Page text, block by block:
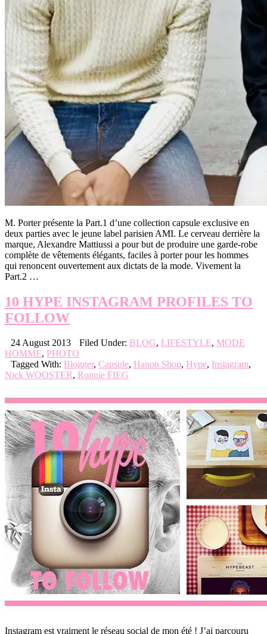
M. Porter présente la Part.1 d’une collection capsule exclusive en
deux parties avec le jeune label parisien AMI. Le cerveau derrière la
marque, Alexandre Mattiussi a pour but de produire une garde-robe
complète de vêtements élégants, faciles à porter pour les hommes
qui renoncent ouvertement aux dictats de la mode. Vivement la
Part.2 …
10 HYPE INSTAGRAM PROFILES TO
FOLLOW
24 August 2013 Filed Under: BLOG, LIFESTYLE, MODE
HOMME, PHOTO
Tagged With: Blogger, Capsule, Hanon Shop, Hype, Instagram,
Nick WOOSTER, Ronnie FIEG
Instagram est vraiment le réseau social de mon été ! J’ai parcouru